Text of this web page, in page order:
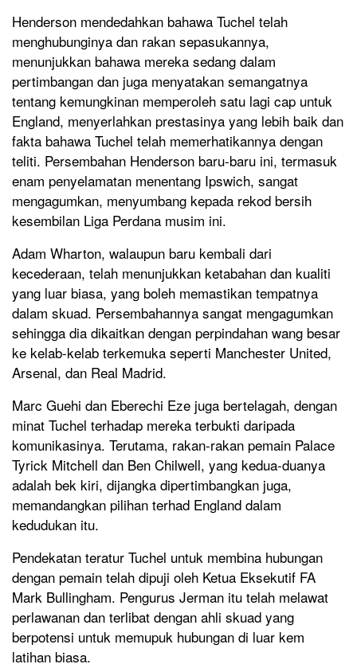
Henderson mendedahkan bahawa Tuchel telah
menghubunginya dan rakan sepasukannya,
menunjukkan bahawa mereka sedang dalam
pertimbangan dan juga menyatakan semangatnya
tentang kemungkinan memperoleh satu lagi cap untuk
England, menyerlahkan prestasinya yang lebih baik dan
fakta bahawa Tuchel telah memerhatikannya dengan
teliti. Persembahan Henderson baru-baru ini, termasuk
enam penyelamatan menentang Ipswich, sangat
mengagumkan, menyumbang kepada rekod bersih
kesembilan Liga Perdana musim ini.
Adam Wharton, walaupun baru kembali dari
kecederaan, telah menunjukkan ketabahan dan kualiti
yang luar biasa, yang boleh memastikan tempatnya
dalam skuad. Persembahannya sangat mengagumkan
sehingga dia dikaitkan dengan perpindahan wang besar
ke kelab-kelab terkemuka seperti Manchester United,
Arsenal, dan Real Madrid.
Marc Guehi dan Eberechi Eze juga bertelagah, dengan
minat Tuchel terhadap mereka terbukti daripada
komunikasinya. Terutama, rakan-rakan pemain Palace
Tyrick Mitchell dan Ben Chilwell, yang kedua-duanya
adalah bek kiri, dijangka dipertimbangkan juga,
memandangkan pilihan terhad England dalam
kedudukan itu.
Pendekatan teratur Tuchel untuk membina hubungan
dengan pemain telah dipuji oleh Ketua Eksekutif FA
Mark Bullingham. Pengurus Jerman itu telah melawat
perlawanan dan terlibat dengan ahli skuad yang
berpotensi untuk memupuk hubungan di luar kem
latihan biasa.